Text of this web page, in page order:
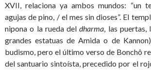
XVII, relaciona ya ambos mundos: “un
agujas de pino, / el mes sin dioses”. El
nipona o la rueda deldharma, las puertas,
grandes estatuas de Amida o de
budismo, pero el último verso de Bonchô
del santuario sintoísta, precedido por el